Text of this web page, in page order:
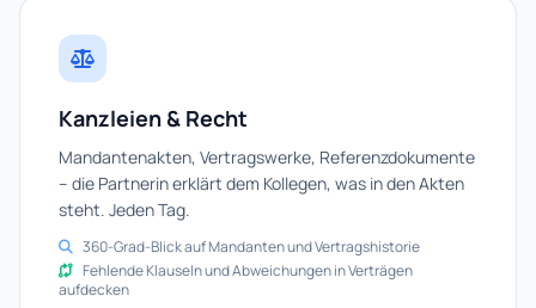
Kanzleien & Recht
Mandantenakten, Vertragswerke, Referenzdokumente
– die Partnerin erklärt dem Kollegen, was in den Akten
steht. Jeden Tag.
360-Grad-Blick auf Mandanten und Vertragshistorie
Fehlende Klauseln und Abweichungen in Verträgen
aufdecken